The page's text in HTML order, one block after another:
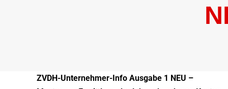
ZVDH-Unternehmer-Info Ausgabe 1 NEU –